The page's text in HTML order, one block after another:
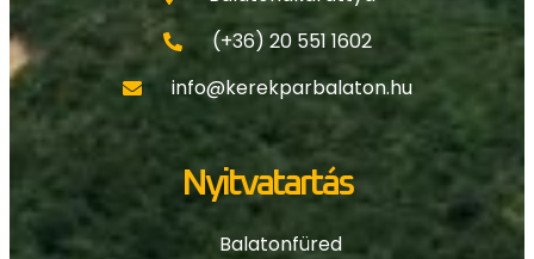
(+36) 20 551 1602
info@kerekparbalaton.hu
Nyitvatartás
Balatonfüred